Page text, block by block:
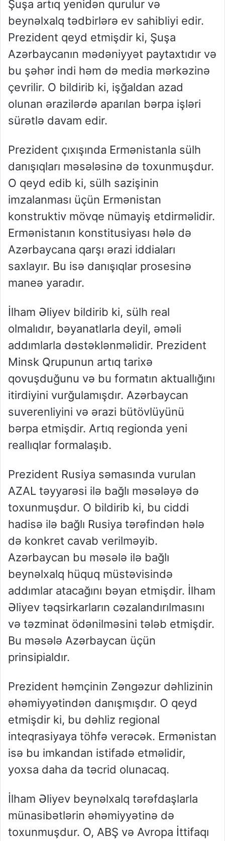
Şuşa artıq yenidən qurulur və
beynəlxalq tədbirlərə ev sahibliyi edir.
Prezident qeyd etmişdir ki, Şuşa
Azərbaycanın mədəniyyət paytaxtıdır və
bu şəhər indi həm də media mərkəzinə
çevrilir. O bildirib ki, işğaldan azad
olunan ərazilərdə aparılan bərpa işləri
sürətlə davam edir.
Prezident çıxışında Ermənistanla sülh
danışıqları məsələsinə də toxunmuşdur.
O qeyd edib ki, sülh sazişinin
imzalanması üçün Ermənistan
konstruktiv mövqe nümayiş etdirməlidir.
Ermənistanın konstitusiyası hələ də
Azərbaycana qarşı ərazi iddiaları
saxlayır. Bu isə danışıqlar prosesinə
maneə yaradır.
İlham Əliyev bildirib ki, sülh real
olmalıdır, bəyanatlarla deyil, əməli
addımlarla dəstəklənməlidir. Prezident
Minsk Qrupunun artıq tarixə
qovuşduğunu və bu formatın aktuallığını
itirdiyini vurğulamışdır. Azərbaycan
suverenliyini və ərazi bütövlüyünü
bərpa etmişdir. Artıq regionda yeni
reallıqlar formalaşıb.
Prezident Rusiya səmasında vurulan
AZAL təyyarəsi ilə bağlı məsələyə də
toxunmuşdur. O bildirib ki, bu ciddi
hadisə ilə bağlı Rusiya tərəfindən hələ
də konkret cavab verilməyib.
Azərbaycan bu məsələ ilə bağlı
beynəlxalq hüquq müstəvisində
addımlar atacağını bəyan etmişdir. İlham
Əliyev təqsirkarların cəzalandırılmasını
və təzminat ödənilməsini tələb etmişdir.
Bu məsələ Azərbaycan üçün
prinsipialdır.
Prezident həmçinin Zəngəzur dəhlizinin
əhəmiyyətindən danışmışdır. O qeyd
etmişdir ki, bu dəhliz regional
inteqrasiyaya töhfə verəcək. Ermənistan
isə bu imkandan istifadə etməlidir,
yoxsa daha da təcrid olunacaq.
İlham Əliyev beynəlxalq tərəfdaşlarla
münasibətlərin əhəmiyyətinə də
toxunmuşdur. O, ABŞ və Avropa İttifaqı